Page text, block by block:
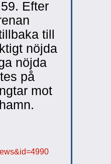
Efter
till
nöjda
nöjda
på
mot